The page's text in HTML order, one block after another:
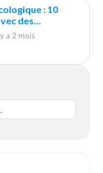
: 10
des
du quotidien
a 2 mois